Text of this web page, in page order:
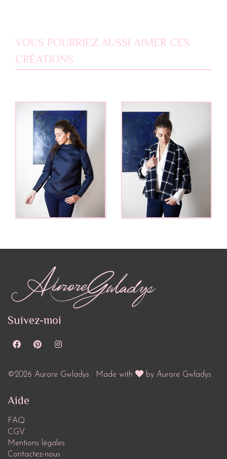
VOUS POURRIEZ AUSSI AIMER CES
CRÉATIONS
Suivez-moi
©2026 Aurore Gwladys · Made with by Aurore Gwladys
Aide
FAQ
CGV
Mentions légales
Contactez-nous